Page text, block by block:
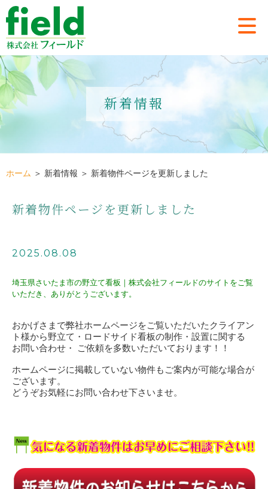
新着情報
ホーム ＞ 新着情報 ＞ 新着物件ページを更新しました
新着物件ページを更新しました
2025.08.08
埼玉県さいたま市の野立て看板｜株式会社フィールドのサイトをご覧
いただき、ありがとうございます。
おかげさまで弊社ホームページをご覧いただいたクライアン
ト様から野立て・ロードサイド看板の制作・設置に関する
お問い合わせ・ ご依頼を多数いただいております！！
ホームページに掲載していない物件もご案内が可能な場合が
ございます。
どうぞお気軽にお問い合わせ下さいませ。